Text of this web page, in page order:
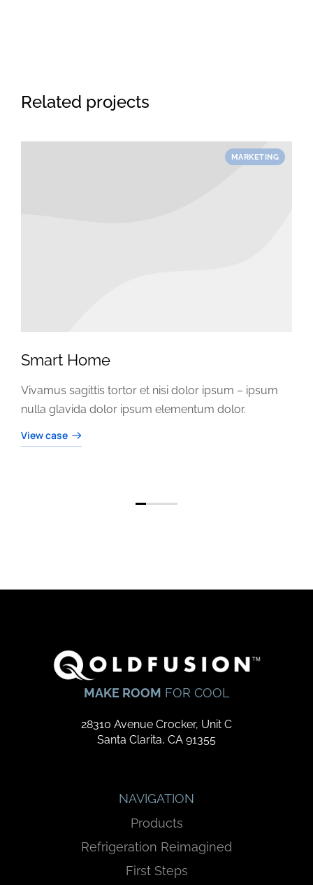
Related projects
MARKETING
Smart Home
Vivamus sagittis tortor et nisi dolor ipsum – ipsum
nulla glavida dolor ipsum elementum dolor.
View case
MAKE ROOM FOR COOL
28310 Avenue Crocker, Unit C
Santa Clarita, CA 91355
NAVIGATION
Products
Refrigeration Reimagined
First Steps